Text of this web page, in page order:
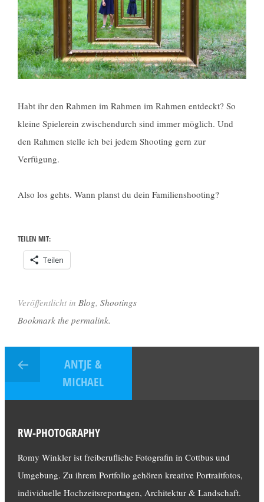
Habt ihr den Rahmen im Rahmen im Rahmen entdeckt? So
kleine Spielerein zwischendurch sind immer möglich. Und
den Rahmen stelle ich bei jedem Shooting gern zur
Verfügung.
Also los gehts. Wann planst du dein Familienshooting?
TEILEN MIT:
Teilen
Veröffentlicht in Blog, Shootings
Bookmark the permalink.
ANTJE &
MICHAEL
RW-PHOTOGRAPHY
Romy Winkler ist freiberufliche Fotografin in Cottbus und
Umgebung. Zu ihrem Portfolio gehören kreative Portraitfotos,
individuelle Hochzeitsreportagen, Architektur & Landschaft.